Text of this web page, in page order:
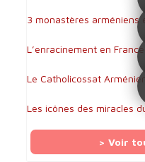
3 monastères arméniens
L’enracinement en
Le Catholicossat
Les icônes des miracles
> Voir